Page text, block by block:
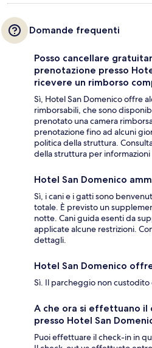
Domande frequenti
Posso cancellare
prenotazione presso
ricevere un rimborso
Sì, Hotel San Domenico offre
rimborsabili, che sono
prenotato una camera
prenotazione fino ad alcuni
politica della struttura.
della struttura per informazioni
Hotel San Domenico
Sì, i cani e i gatti sono
totale. È previsto un
notte. Cani guida esenti da
applicate alcune restrizioni.
dettagli.
Hotel San Domenico
Sì. Il parcheggio non custodito
A che ora si effettuano il
presso Hotel San
Puoi effettuare il check-in in